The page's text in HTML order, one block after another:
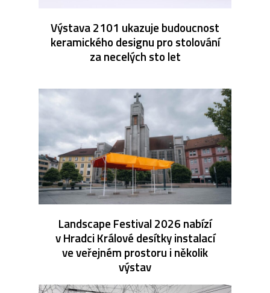
Výstava 2101 ukazuje budoucnost
keramického designu pro stolování
za necelých sto let
Landscape Festival 2026 nabízí
v Hradci Králové desítky instalací
ve veřejném prostoru i několik
výstav